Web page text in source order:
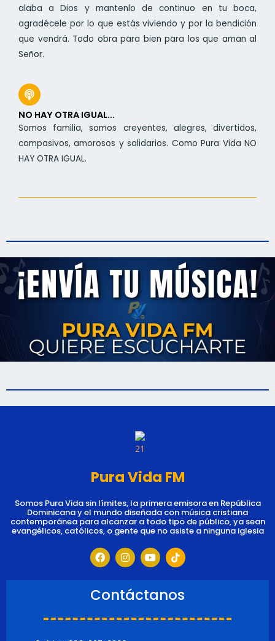
alaba a Dios y mantenlo de continuo en tu boca,
agradécele por lo que estás viviendo y por la bendición
que vendrá. Todo obra para bien para los que aman al
Señor.
NO HAY OTRA IGUAL...
Somos familia, somos creyentes, alegres, divertidos,
compasivos, amorosos y solidarios. Como Pura Vida NO
HAY OTRA IGUAL.
Pura Vida FM
Somos Pura Vida sin límites, la primera emisora en República
Dominicana y el mundo diseñada con música cristiana
contemporánea para alcanzar a todo tipo de público, ya sean
evangélicos, católicos, o gente que no asiste a ninguna iglesia
F
a
c
e
b
o
k
I
n
s
t
a
g
a
Y
o
u
t
u
b
T
i
k
t
o
k
Contáctanos